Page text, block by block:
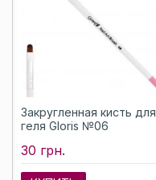
Закругленная кисть для
геля Gloris №06
30 грн.